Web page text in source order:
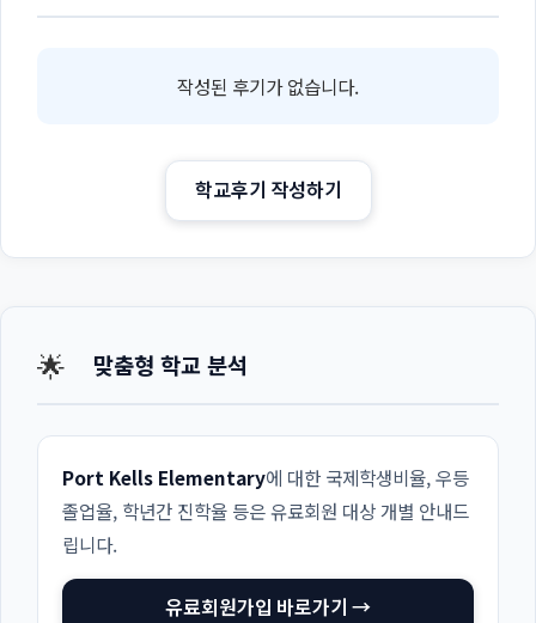
작성된 후기가 없습니다.
학교후기 작성하기
🌟 맞춤형 학교 분석
Port Kells Elementary에 대한 국제학생비율, 우등
졸업율, 학년간 진학율 등은 유료회원 대상 개별 안내드
립니다.
유료회원가입 바로가기 →